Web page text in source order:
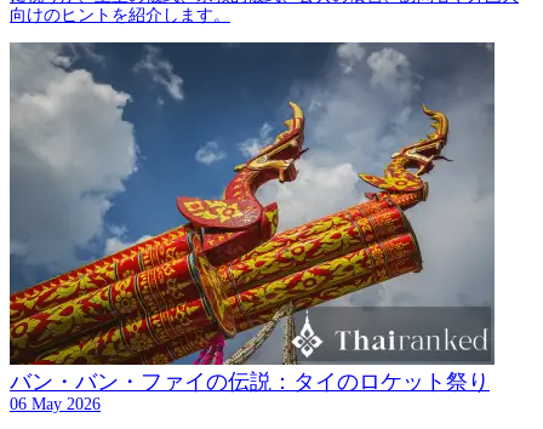
向けのヒントを紹介します。
バン・バン・ファイの伝説：タイのロケット祭り
06 May 2026